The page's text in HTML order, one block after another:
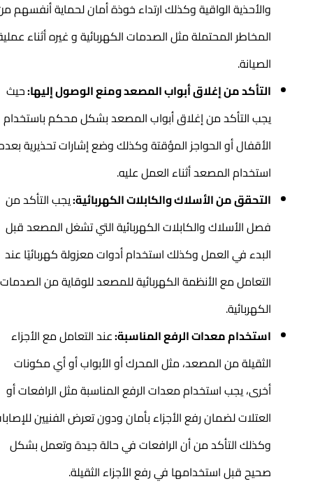
والأحذية الواقية وكذلك ارتداء خوذة أمان لحماية أنفسهم من
المخاطر المحتملة مثل الصدمات الكهربائية و غيره أثناء عملية
الصيانة.
التأكد من إغلاق أبواب المصعد ومنع الوصول إليها:حيث
يجب التأكد من إغلاق أبواب المصعد بشكل محكم باستخدام
الأقفال أو الحواجز المؤقتة وكذلك وضع إشارات تحذيرية بعدم
استخدام المصعد أثناء العمل عليه.
التحقق من الأسلاك والكابلات الكهربائية:يجب التأكد من
فصل الأسلاك والكابلات الكهربائية التي تشغل المصعد قبل
البدء في العمل وكذلك استخدام أدوات معزولة كهربائيًا عند
التعامل مع الأنظمة الكهربائية للمصعد للوقاية من الصدمات
الكهربائية.
استخدام معدات الرفع المناسبة:عند التعامل مع الأجزاء
الثقيلة من المصعد، مثل المحرك أو الأبواب أو أي مكونات
أخرى، يجب استخدام معدات الرفع المناسبة مثل الرافعات أو
العتلات لضمان رفع الأجزاء بأمان ودون تعرض الفنيين للإصابات،
وكذلك التأكد من أن الرافعات في حالة جيدة وتعمل بشكل
صحيح قبل استخدامها في رفع الأجزاء الثقيلة.